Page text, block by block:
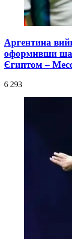
Аргентина
оформивши
Єгиптом –
6 293